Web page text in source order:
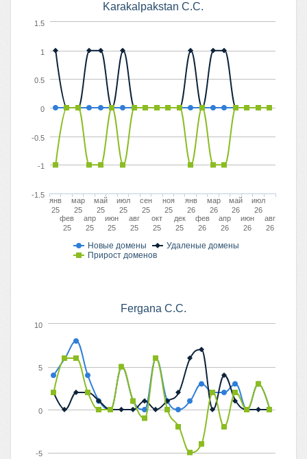
Karakalpakstan C.C.
Новые домены
Удаленые домены
Прирост доменов
янв
25
фев
25
мар
25
апр
25
май
25
июн
25
июл
25
авг
25
сен
25
окт
25
ноя
25
дек
25
янв
26
фев
26
мар
26
апр
26
май
26
июн
26
июл
26
авг
26
-1.5
-1
-0.5
0
0.5
1
1.5
Fergana C.C.
-5
0
5
10